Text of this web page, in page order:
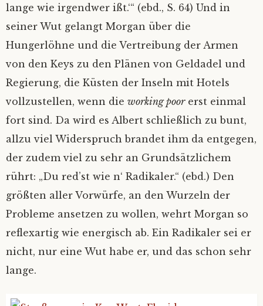
lange wie irgendwer ißt.‘“ (ebd., S. 64) Und in
seiner Wut gelangt Morgan über die
Hungerlöhne und die Vertreibung der Armen
von den Keys zu den Plänen von Geldadel und
Regierung, die Küsten der Inseln mit Hotels
vollzustellen, wenn die working poorerst einmal
fort sind. Da wird es Albert schließlich zu bunt,
allzu viel Widerspruch brandet ihm da entgegen,
der zudem viel zu sehr an Grundsätzlichem
rührt: „Du red’st wie n‘ Radikaler.“ (ebd.) Den
größten aller Vorwürfe, an den Wurzeln der
Probleme ansetzen zu wollen, wehrt Morgan so
reflexartig wie energisch ab. Ein Radikaler sei er
nicht, nur eine Wut habe er, und das schon sehr
lange.